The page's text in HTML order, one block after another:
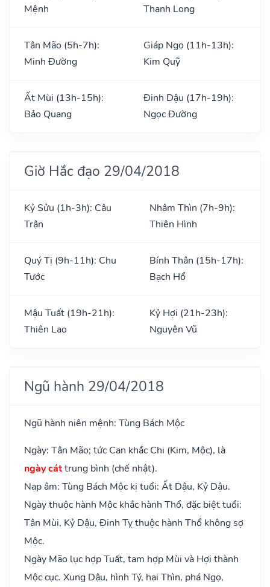
Mệnh
Thanh Long
Tân Mão (5h-7h):
Minh Đường
Giáp Ngọ (11h-13h):
Kim Quỹ
Ất Mùi (13h-15h):
Bảo Quang
Đinh Dậu (17h-19h):
Ngọc Đường
Giờ Hắc đạo 29/04/2018
Kỷ Sửu (1h-3h): Câu
Trận
Nhâm Thìn (7h-9h):
Thiên Hình
Quý Tị (9h-11h): Chu
Tước
Bính Thân (15h-17h):
Bạch Hổ
Mậu Tuất (19h-21h):
Thiên Lao
Kỷ Hợi (21h-23h):
Nguyên Vũ
Ngũ hành 29/04/2018
Ngũ hành niên mệnh: Tùng Bách Mộc
Ngày: Tân Mão; tức Can khắc Chi (Kim, Mộc), là
ngày cáttrung bình (chế nhật).
Nạp âm: Tùng Bách Mộc kị tuổi: Ất Dậu, Kỷ Dậu.
Ngày thuộc hành Mộc khắc hành Thổ, đặc biệt tuổi:
Tân Mùi, Kỷ Dậu, Đinh Tỵ thuộc hành Thổ không sợ
Mộc.
Ngày Mão lục hợp Tuất, tam hợp Mùi và Hợi thành
Mộc cục. Xung Dậu, hình Tý, hại Thìn, phá Ngọ,